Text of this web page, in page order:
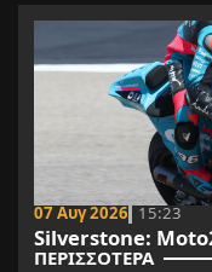
07 Αυγ 2026 15:23
Silverstone:
ΠΕΡΙΣΣΟΤΕΡΑ